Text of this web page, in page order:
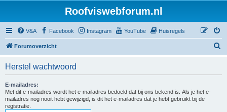
Roofviswebforum.nl
V&A Facebook Instagram YouTube Huisregels
Forumoverzicht
Herstel wachtwoord
E-mailadres:
Met dit e-mailadres wordt het e-mailadres bedoeld dat bij ons bekend is. Als je het e-
mailadres nog nooit hebt gewijzigd, is dit het e-mailadres dat je hebt gebruikt bij de
registratie.